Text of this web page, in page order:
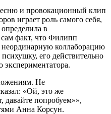
и провокационный клип
играет роль самого себя,
определила в
факт, что Филипп
неординарную коллаборацию
его действительно
экспериментатора.
Не
«Ой, это же
давайте попробуем»»,
Анна Корсун.